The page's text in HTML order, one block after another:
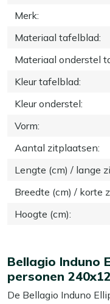
Merk:
Materiaal tafelblad:
Materiaal onderstel
Kleur tafelblad:
Kleur onderstel:
Vorm:
Aantal zitplaatsen:
Lengte (cm) / lange
Breedte (cm) / korte
Hoogte (cm):
Bellagio Induno
personen
De Bellagio Induno